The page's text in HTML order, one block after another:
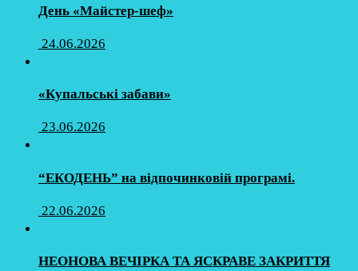
День «Майстер-шеф»
24.06.2026
«Купальські забави»
23.06.2026
“ЕКОДЕНЬ” на відпочинковій програмі.
22.06.2026
НЕОНОВА ВЕЧІРКА ТА ЯСКРАВЕ ЗАКРИТТЯ